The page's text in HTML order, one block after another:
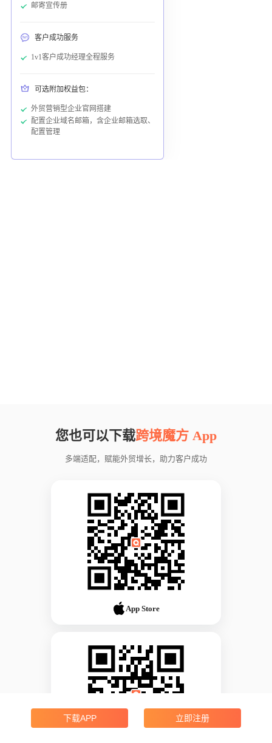
邮寄宣传册
客户成功服务
1v1客户成功经理全程服务
可选附加权益包：
外贸营销型企业官网搭建
配置企业域名邮箱，含企业邮箱选取、
配置管理
您也可以下载跨境魔方 App
多端适配，赋能外贸增长，助力客户成功
App Store
下载APP 立即注册